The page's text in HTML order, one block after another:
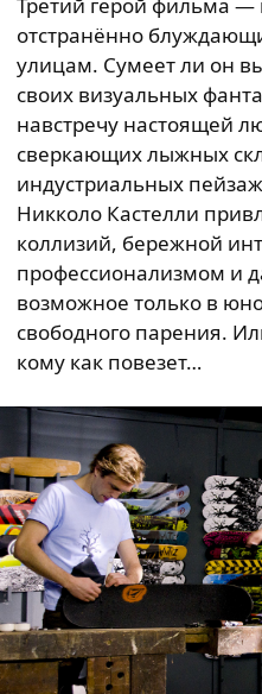
Третий герой фильма —
отстранённо
улицам. Сумеет ли он
своих визуальных
навстречу настоящей
сверкающих лыжных
индустриальных
Никколо Кастелли
коллизий, бережной
профессионализмом и
возможное только в
свободного парения.
кому как повезет…